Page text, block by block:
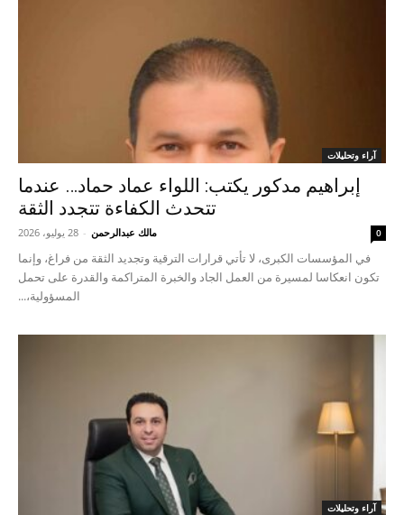
آراء وتحليلات
إبراهيم مدكور يكتب: اللواء عماد حماد… عندما
تتحدث الكفاءة تتجدد الثقة
مالك عبدالرحمن - 28 يوليو، 2026 0
في المؤسسات الكبرى، لا تأتي قرارات الترقية وتجديد الثقة من فراغ، وإنما
تكون انعكاسا لمسيرة من العمل الجاد والخبرة المتراكمة والقدرة على تحمل
المسؤولية،...
آراء وتحليلات